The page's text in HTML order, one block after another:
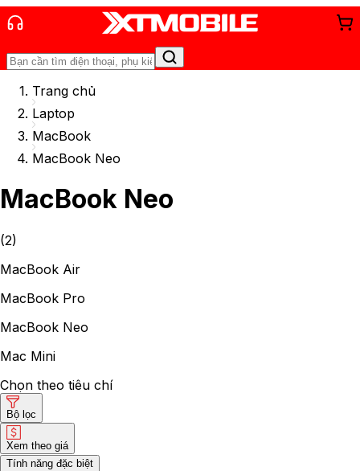
Trang chủ
Laptop
MacBook
MacBook Neo
MacBook Neo
(2)
MacBook Air
MacBook Pro
MacBook Neo
Mac Mini
Chọn theo tiêu chí
Bộ lọc
Xem theo giá
Tính năng đặc biệt